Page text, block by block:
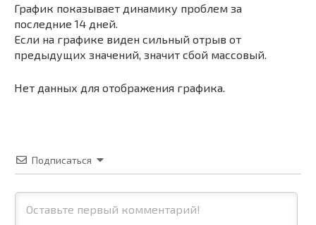
График показывает динамику проблем за
последние 14 дней.
Если на графике виден сильный отрыв от
предыдущих значений, значит сбой массовый.
Нет данных для отображения графика.
Подписаться